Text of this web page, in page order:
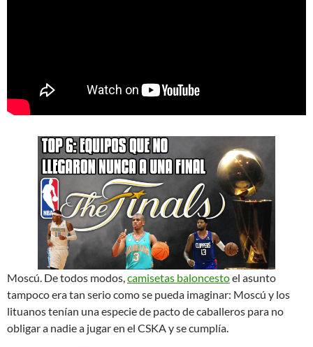
Moscú. De todos modos,camisetas baloncestoel asunto
tampoco era tan serio como se pueda imaginar: Moscú y los
lituanos tenían una especie de pacto de caballeros para no
obligar a nadie a jugar en el CSKA y se cumplía.